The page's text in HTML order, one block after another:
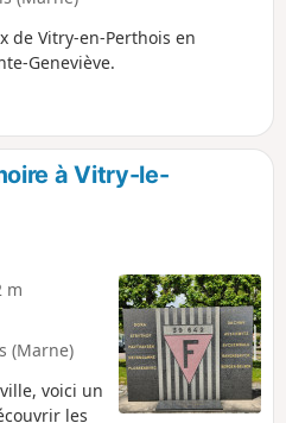
de Vitry-en-Perthois en
Geneviève.
à Vitry-le-
m
(Marne)
voici un
les